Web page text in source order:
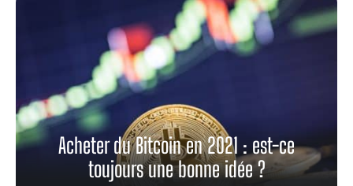
Acheter du Bitcoin en 2021 : est-ce
toujours une bonne idée ?